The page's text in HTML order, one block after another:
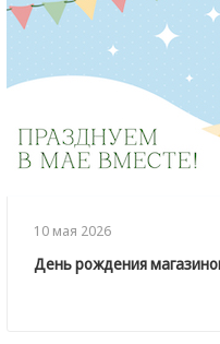
10 мая 2026
День рождения